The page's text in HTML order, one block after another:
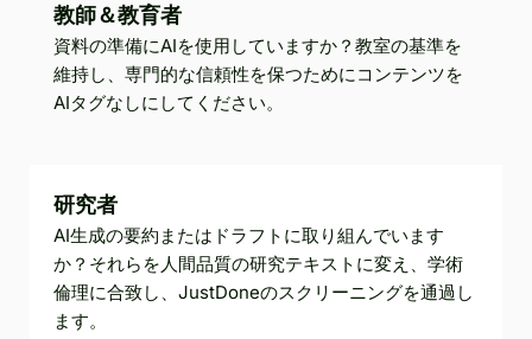
教師＆教育者
資料の準備にAIを使用していますか？教室の基準を
維持し、専門的な信頼性を保つためにコンテンツを
AIタグなしにしてください。
研究者
AI生成の要約またはドラフトに取り組んでいます
か？それらを人間品質の研究テキストに変え、学術
倫理に合致し、JustDoneのスクリーニングを通過し
ます。